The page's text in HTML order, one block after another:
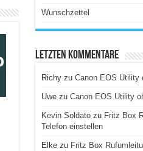
Wunschzettel
Letzten Kommentare
Richyzu Canon EOS Utility
Uwezu Canon EOS Utility
Kevin Soldatozu Fritz Box
Telefon einstellen
Elkezu Fritz Box